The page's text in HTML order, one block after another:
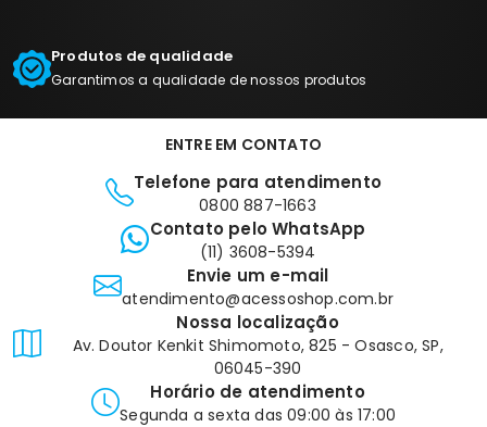
Produtos de qualidade
Garantimos a qualidade de nossos produtos
ENTRE EM CONTATO
Telefone para atendimento
0800 887-1663
Contato pelo WhatsApp
(11) 3608-5394
Envie um e-mail
atendimento@acessoshop.com.br
Nossa localização
Av. Doutor Kenkit Shimomoto, 825 - Osasco, SP,
06045-390
Horário de atendimento
Segunda a sexta das 09:00 às 17:00